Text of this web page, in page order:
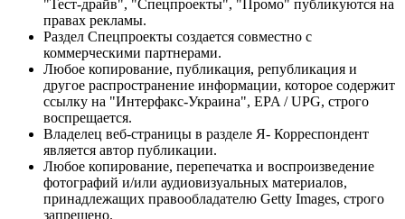
"Тест-драйв", "Спецпроекты", "Промо" публикуются на
правах рекламы.
Раздел Спецпроекты создается совместно с
коммерческими партнерами.
Любое копирование, публикация, републикация и
другое распространение информации, которое содержит
ссылку на "Интерфакс-Украина", EPA / UPG, строго
воспрещается.
Владелец веб-страницы в разделе Я- Корреспондент
является автор публикации.
Любое копирование, перепечатка и воспроизведение
фотографий и/или аудиовизуальных материалов,
принадлежащих правообладателю Getty Images, строго
запрещено.